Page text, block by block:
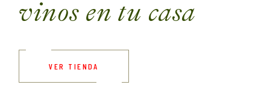
vinos en tu casa
VER TIENDA